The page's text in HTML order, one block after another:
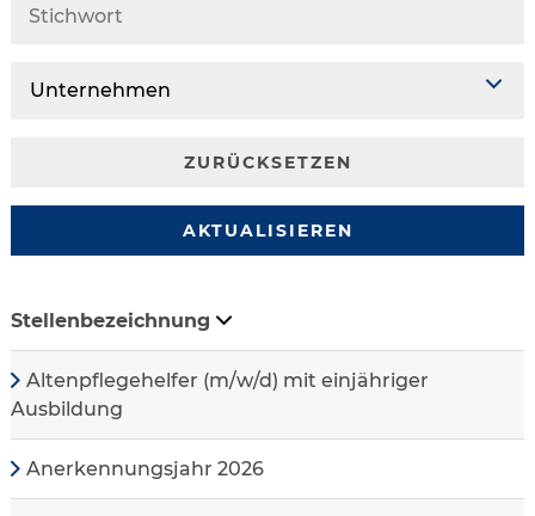
Unternehmen
ZURÜCKSETZEN
AKTUALISIEREN
Stellenbezeichnung
Altenpflegehelfer (m/w/d) mit einjähriger
Ausbildung
Anerkennungsjahr 2026